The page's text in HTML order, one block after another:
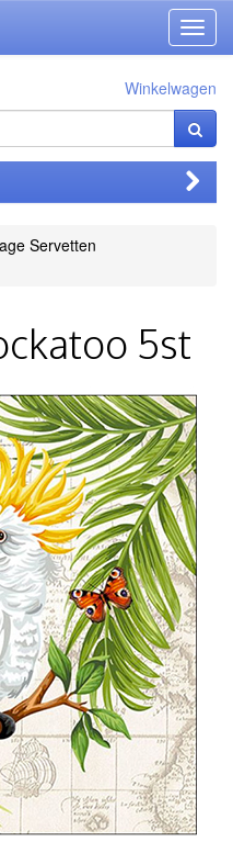
Winkelwagen
Servetten
5st